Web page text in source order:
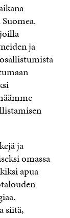
ja
ja
omassa
apua
siitä,